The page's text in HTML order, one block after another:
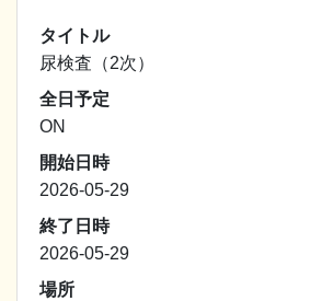
タイトル
尿検査（2次）
全日予定
ON
開始日時
2026-05-29
終了日時
2026-05-29
場所